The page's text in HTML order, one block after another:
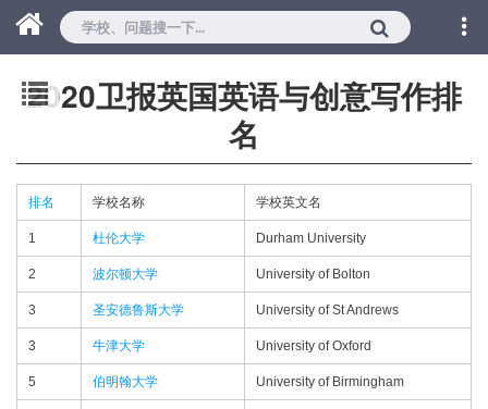
2020卫报英国英语与创意写作排
名
排名 学校名称 学校英文名
1 杜伦大学 Durham University
2 波尔顿大学 University of Bolton
3 圣安德鲁斯大学 University of St Andrews
3 牛津大学 University of Oxford
5 伯明翰大学 University of Birmingham